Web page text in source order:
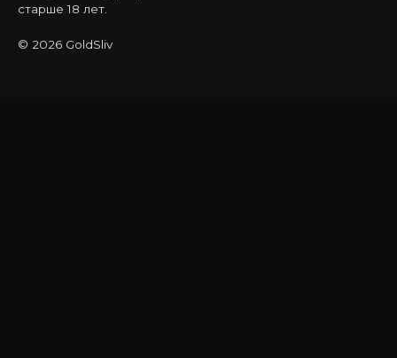
старше 18 лет.
© 2026 GoldSliv